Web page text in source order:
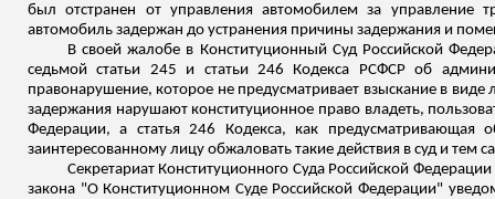
был отстранен от управления автомобилем за управление
автомобиль задержан до устранения причины задержания и
В своей жалобе в Конституционный Суд Российской
седьмой статьи 245 и статьи 246 Кодекса РСФСР об
правонарушение, которое не предусматривает взыскание в
задержания нарушают конституционное право владеть,
Федерации, а статья 246 Кодекса, как
заинтересованному лицу обжаловать такие действия в суд и тем
Секретариат Конституционного Суда Российской
закона "О Конституционном Суде Российской Федерации"